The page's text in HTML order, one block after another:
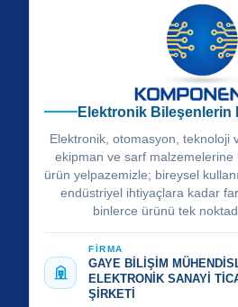
Elektronik Bileşenlerin
Elektronik, otomasyon, teknoloji
ekipman ve sarf
ürün yelpazemizle; bireysel
endüstriyel ihtiyaçlara kadar
binlerce ürünü tek
FİRMA
GAYE BİLİŞİM
ELEKTRONİK SANAYİ
ŞİRKETİ